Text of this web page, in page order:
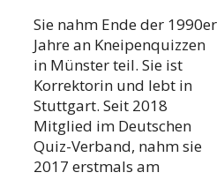
Sie nahm Ende der 1990er
Jahre an Kneipenquizzen
in Münster teil. Sie ist
Korrektorin und lebt in
Stuttgart. Seit 2018
Mitglied im Deutschen
Quiz-Verband, nahm sie
2017 erstmals am